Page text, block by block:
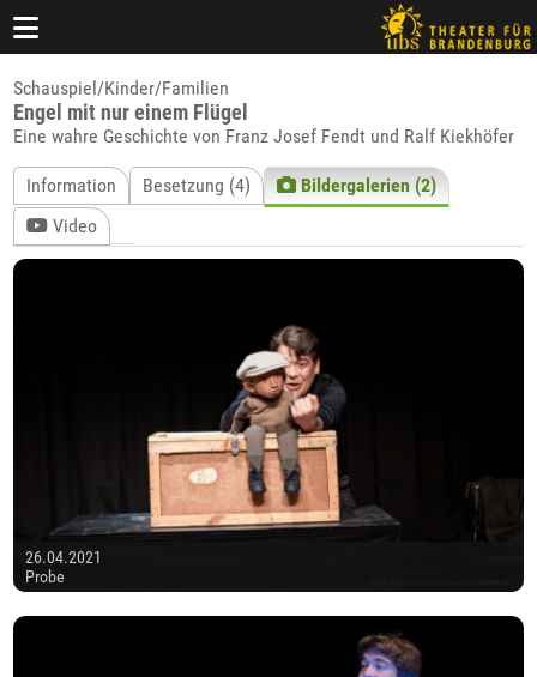
Schauspiel/Kinder/Familien
Engel mit nur einem Flügel
Eine wahre Geschichte von Franz Josef Fendt und Ralf Kiekhöfer
Information Besetzung (4)
Bildergalerien (2)
Video
26.04.2021
Probe